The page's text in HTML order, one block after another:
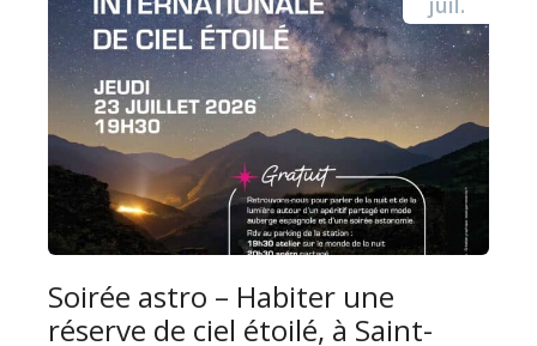
Soirée astro – Habiter une
réserve de ciel étoilé, à Saint-